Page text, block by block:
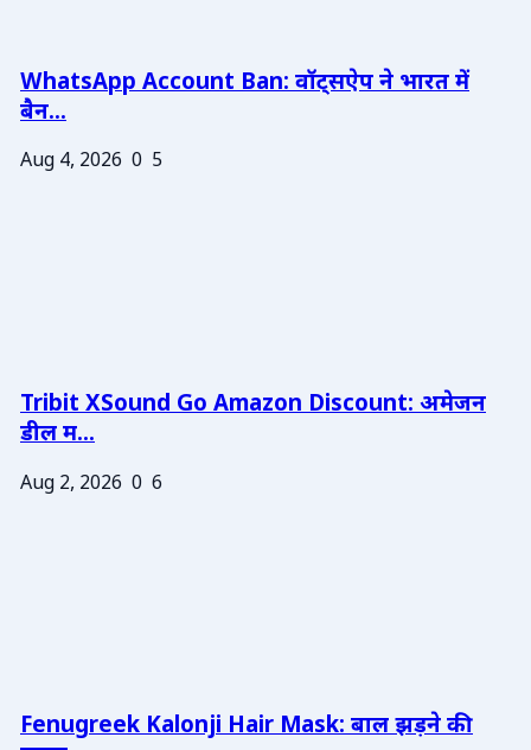
WhatsApp Account Ban: वॉट्सऐप ने भारत में
बैन...
Aug 4, 2026 0 5
Tribit XSound Go Amazon Discount: अमेजन
डील म...
Aug 2, 2026 0 6
Fenugreek Kalonji Hair Mask: बाल झड़ने की